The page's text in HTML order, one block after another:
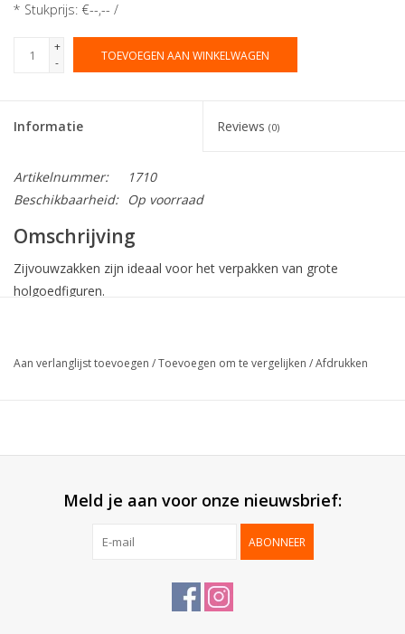
* Stukprijs: €--,-- /
+
-
TOEVOEGEN AAN WINKELWAGEN
Informatie Reviews (0)
Artikelnummer:
1710
Beschikbaarheid:
Op voorraad
Omschrijving
Zijvouwzakken zijn ideaal voor het verpakken van grote
holgoedfiguren.
Bodemkarton:
Goud
Aan verlanglijst toevoegen /Toevoegen om te vergelijken /Afdrukken
Meld je aan voor onze nieuwsbrief:
ABONNEER